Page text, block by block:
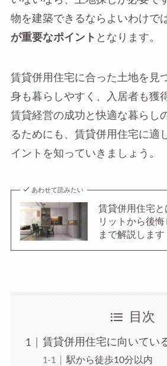
物を建築できるならよいわけで
が重要なポイント となります。
賃貸併用住宅に合った土地を見
身も暮らしやすく、入居者も獲
賃貸経営の成功と快適な暮らし
るためにも、賃貸併用住宅に適
イントを知っていきましょう。
あわせて読みたい
賃貸併用住宅と
リットから後
まで解説します
目次
賃貸併用住宅に向いてい
駅から徒歩10分以内